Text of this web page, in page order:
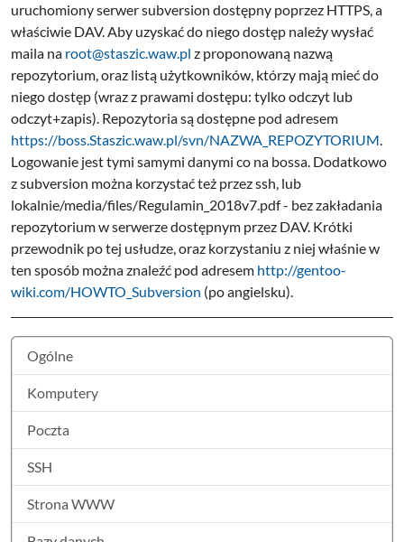
uruchomiony serwer subversion dostępny poprzez HTTPS, a
właściwie DAV. Aby uzyskać do niego dostęp należy wysłać
maila na root@staszic.waw.pl z proponowaną nazwą
repozytorium, oraz listą użytkowników, którzy mają mieć do
niego dostęp (wraz z prawami dostępu: tylko odczyt lub
odczyt+zapis). Repozytoria są dostępne pod adresem
https://boss.Staszic.waw.pl/svn/NAZWA_REPOZYTORIUM.
Logowanie jest tymi samymi danymi co na bossa. Dodatkowo
z subversion można korzystać też przez ssh, lub
lokalnie/media/files/Regulamin_2018v7.pdf - bez zakładania
repozytorium w serwerze dostępnym przez DAV. Krótki
przewodnik po tej usłudze, oraz korzystaniu z niej właśnie w
ten sposób można znaleźć pod adresem http://gentoo-
wiki.com/HOWTO_Subversion (po angielsku).
Ogólne
Komputery
Poczta
SSH
Strona WWW